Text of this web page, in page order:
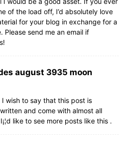
of the load off, I’d absolutely love
for your blog in exchange for a
Please send me an email if
august 3935 moon
I wish to say that this post is
and come with almost all
like to see more posts like this .